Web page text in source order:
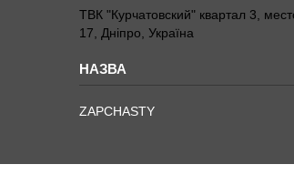
ТВК "Курчатовский" квартал 3,
17, Дніпро, Україна
ZAPCHASTY